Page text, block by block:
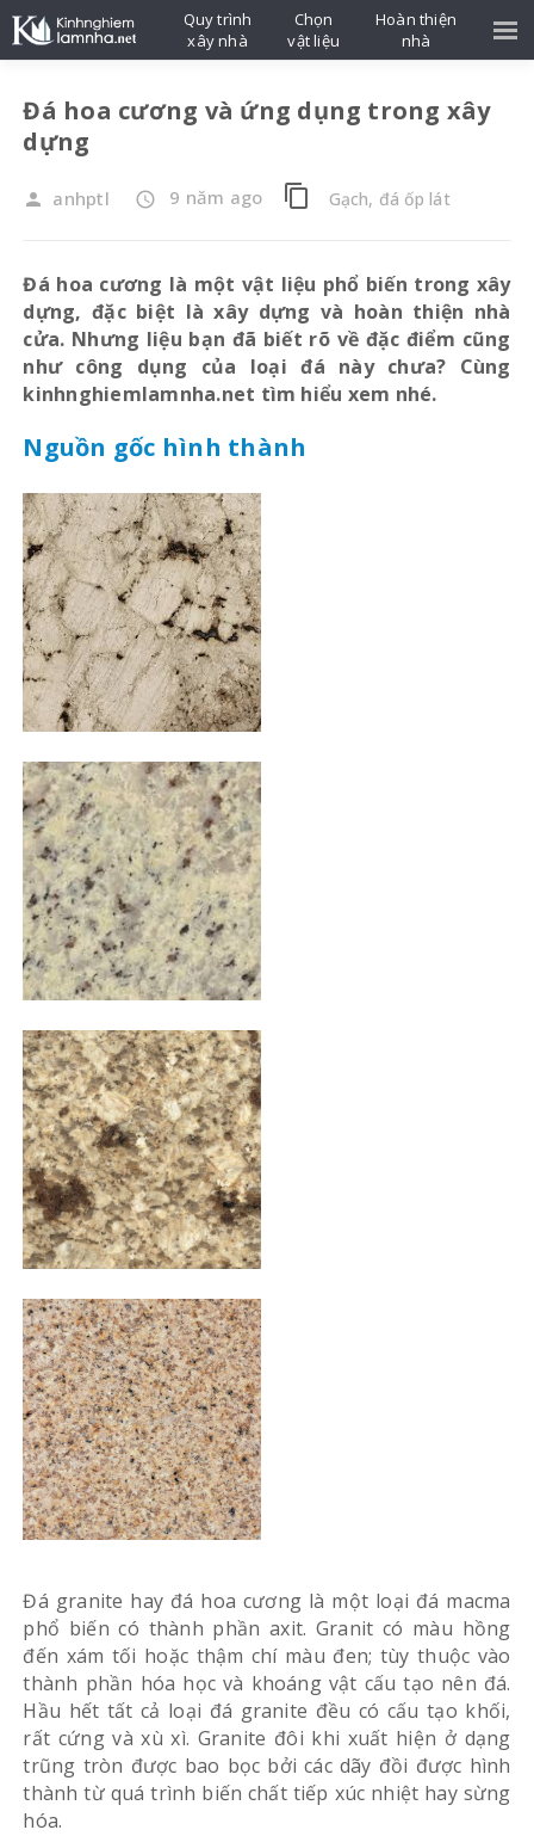
Đá hoa cương và ứng dụng trong xây
dựng
person anhptl access_time 9 năm ago content_copy Gạch, đá ốp lát
Đá hoa cương là một vật liệu phổ biến trong xây
dựng, đặc biệt là xây dựng và hoàn thiện nhà
cửa. Nhưng liệu bạn đã biết rõ về đặc điểm cũng
như công dụng của loại đá này chưa? Cùng
kinhnghiemlamnha.net tìm hiểu xem nhé.
Nguồn gốc hình thành
Đá granite hay đá hoa cương là một loại đá macma
phổ biến có thành phần axit. Granit có màu hồng
đến xám tối hoặc thậm chí màu đen; tùy thuộc vào
thành phần hóa học và khoáng vật cấu tạo nên đá.
Hầu hết tất cả loại đá granite đều có cấu tạo khối,
rất cứng và xù xì. Granite đôi khi xuất hiện ở dạng
trũng tròn được bao bọc bởi các dãy đồi được hình
thành từ quá trình biến chất tiếp xúc nhiệt hay sừng
hóa.
Quy trình
xây nhà
Chọn
vật liệu
Hoàn thiện
nhà